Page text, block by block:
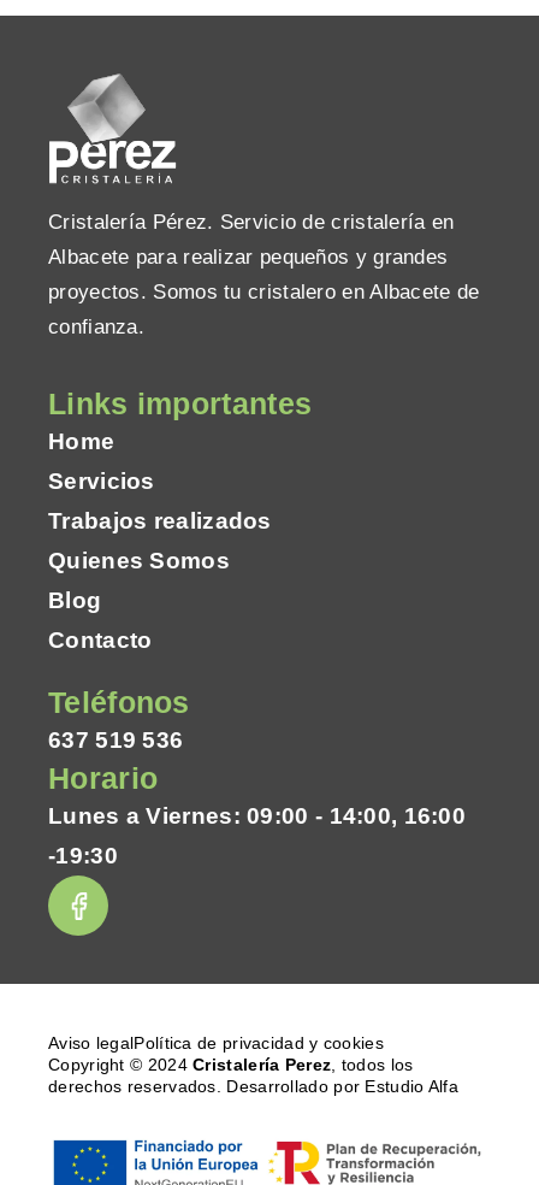
Cristalería Pérez. Servicio de cristalería en
Albacete para realizar pequeños y grandes
proyectos. Somos tu cristalero en Albacete de
confianza.
Links importantes
Home
Servicios
Trabajos realizados
Quienes Somos
Blog
Contacto
Teléfonos
637 519 536
Horario
Lunes a Viernes: 09:00 - 14:00, 16:00
-19:30
Aviso legalPolítica de privacidad y cookies
Copyright © 2024Cristalería Perez , todos los
derechos reservados. Desarrollado por Estudio Alfa